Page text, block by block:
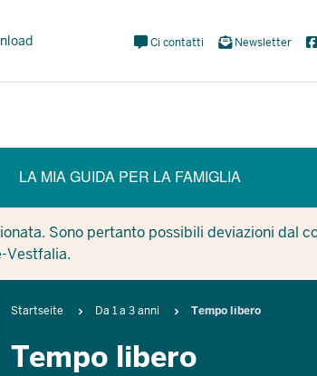
Meta
Social
Ci contatti Newsletter
LA MIA GUIDA PER LA FAMIGLIA
Sono pertanto possibili deviazioni dal
Vestfalia.
Breadcrumb
Startseite Da 1 a 3 anni Tempo libero
Tempo libero